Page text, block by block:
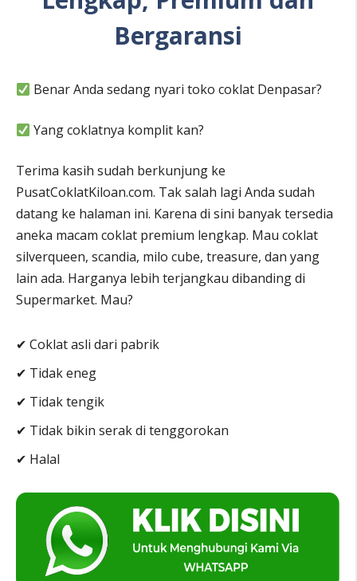
Bergaransi
Benar Anda sedang nyari toko coklat Denpasar?
Yang coklatnya komplit kan?
Terima kasih sudah berkunjung ke
PusatCoklatKiloan.com. Tak salah lagi Anda sudah
datang ke halaman ini. Karena di sini banyak tersedia
aneka macam coklat premium lengkap. Mau coklat
silverqueen, scandia, milo cube, treasure, dan yang
lain ada. Harganya lebih terjangkau dibanding di
Supermarket. Mau?
✔ Coklat asli dari pabrik
✔ Tidak eneg
✔ Tidak tengik
✔ Tidak bikin serak di tenggorokan
✔ Halal